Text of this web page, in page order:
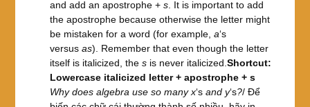
and add an apostrophe + s. It is important to add
the apostrophe because otherwise the letter might
be mistaken for a word (for example, a‘s
versus as). Remember that even though the letter
itself is italicized, the sis never italicized. Shortcut:
Lowercase italicized letter + apostrophe + s
Why does algebra use so many x‘sand y‘s?/ Để